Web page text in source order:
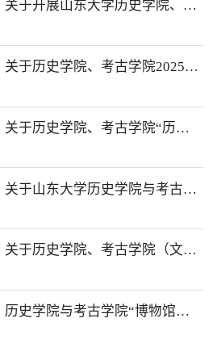
【通知】关于开展山东大学历史学院、考古学院2026年“扎根齐鲁 红色寻访--山东市县级纪念馆调研”大学生暑假社会实践专项活动的通知
【公示】关于历史学院、考古学院2025-2026学年学生暑期社会实践活动立项结果的公示
【公示】关于历史学院、考古学院“历历回响，古韵未央”2026年毕业歌会表彰名单的公示
【公示】关于山东大学历史学院与考古学院2026届学生组织学生干部换届结果的公示
【公示】关于历史学院、考古学院（文化遗产研究院）2026年剑南春强国青年奖学金拟推荐名单的公示
【公示】历史学院与考古学院“博物馆里的历史课”活动表彰名单